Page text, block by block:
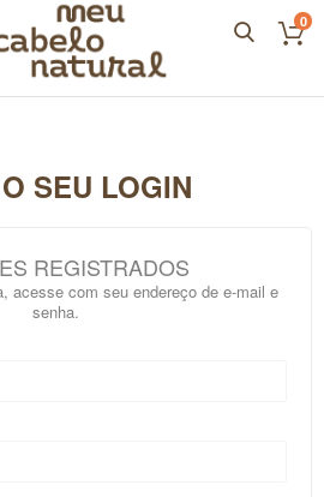
0
SEU LOGIN
REGISTRADOS
acesse com seu endereço de e-mail e
senha.